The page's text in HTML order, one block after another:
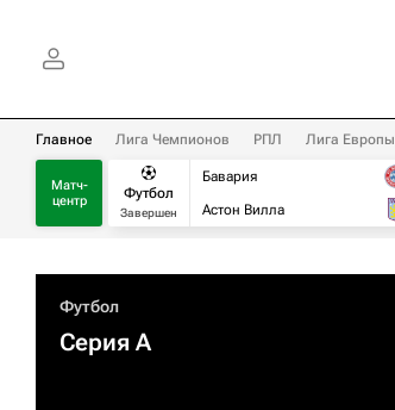
Главное Лига Чемпионов РПЛ Лига Европы
Матч-
центр
Футбол
Завершен
Бавария
Астон Вилла
Футбол
Серия А